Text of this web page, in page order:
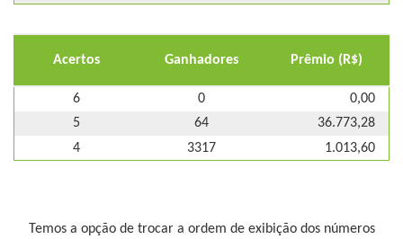
Acertos Ganhadores Prêmio (R$)
6 0
0,00
5
64
36.773,28
4
3317 1.013,60
Temos a opção de trocar a ordem de exibição dos números